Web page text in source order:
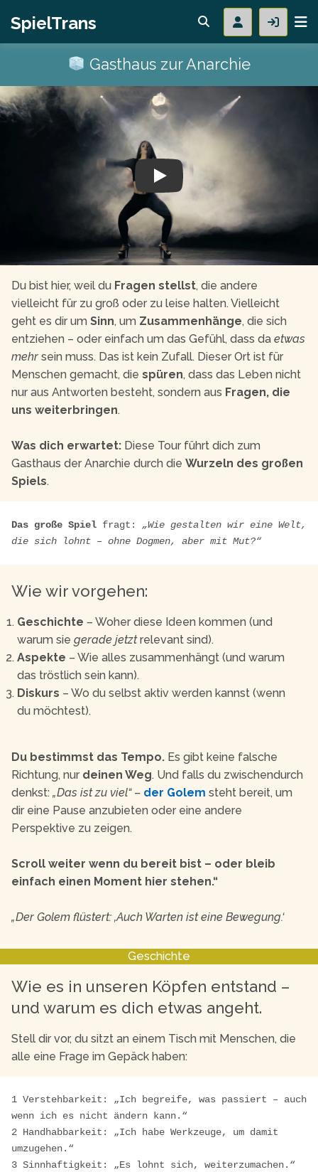
SpielTrans
Gasthaus zur Anarchie
Play
Du bist hier, weil du Fragen stellst, die andere
vielleicht für zu groß oder zu leise halten. Vielleicht
geht es dir um Sinn, um Zusammenhänge, die sich
entziehen – oder einfach um das Gefühl, dass da etwas
mehr sein muss. Das ist kein Zufall. Dieser Ort ist für
Menschen gemacht, die spüren, dass das Leben nicht
nur aus Antworten besteht, sondern aus Fragen, die
uns weiterbringen.
Was dich erwartet: Diese Tour führt dich zum
Gasthaus der Anarchie durch die Wurzeln des großen
Spiels.
Das große Spiel fragt: „Wie gestalten wir eine Welt,
die sich lohnt – ohne Dogmen, aber mit Mut?“
Wie wir vorgehen:
Geschichte – Woher diese Ideen kommen (und
warum sie gerade jetztrelevant sind).
Aspekte – Wie alles zusammenhängt (und warum
das tröstlich sein kann).
Diskurs – Wo du selbst aktiv werden kannst (wenn
du möchtest).
Du bestimmst das Tempo. Es gibt keine falsche
Richtung, nur deinen Weg. Und falls du zwischendurch
denkst: „Das ist zu viel“– der Golem steht bereit, um
dir eine Pause anzubieten oder eine andere
Perspektive zu zeigen.
Scroll weiter wenn du bereit bist – oder bleib
einfach einen Moment hier stehen.“
„Der Golem flüstert: ‚Auch Warten ist eine Bewegung.‘
Geschichte
Wie es in unseren Köpfen entstand –
und warum es dich etwas angeht.
Stell dir vor, du sitzt an einem Tisch mit Menschen, die
alle eine Frage im Gepäck haben:
1 Verstehbarkeit: „Ich begreife, was passiert – auch
wenn ich es nicht ändern kann.“
2 Handhabbarkeit: „Ich habe Werkzeuge, um damit
umzugehen.“
3 Sinnhaftigkeit: „Es lohnt sich, weiterzumachen.“